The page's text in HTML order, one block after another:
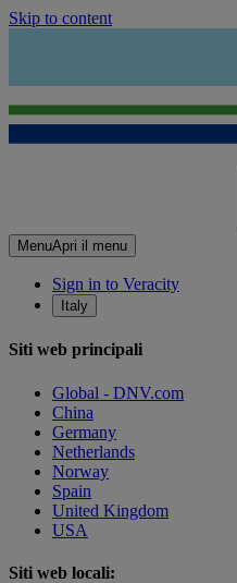
Skip to content
MenuApri il menu
Sign in to Veracity
Italy
Siti web principali
Global - DNV.com
China
Germany
Netherlands
Norway
Spain
United Kingdom
USA
Siti web locali: